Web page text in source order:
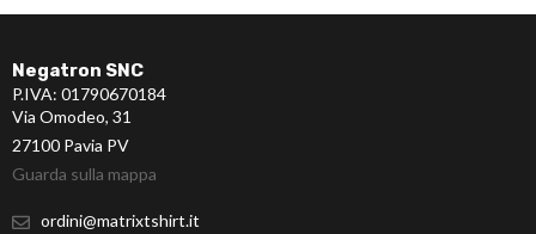
Negatron SNC
P.IVA: 01790670184
Via Omodeo, 31
27100 Pavia PV
Guarda sulla mappa
ordini@matrixtshirt.it